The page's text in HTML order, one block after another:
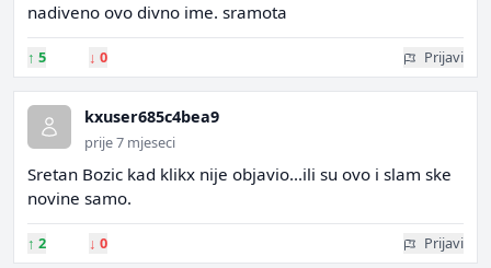
nadiveno ovo divno ime. sramota
↑ 5 ↓ 0 Prijavi
kxuser685c4bea9
prije 7 mjeseci
Sretan Bozic kad klikx nije objavio...ili su ovo i slam ske
novine samo.
↑ 2 ↓ 0 Prijavi